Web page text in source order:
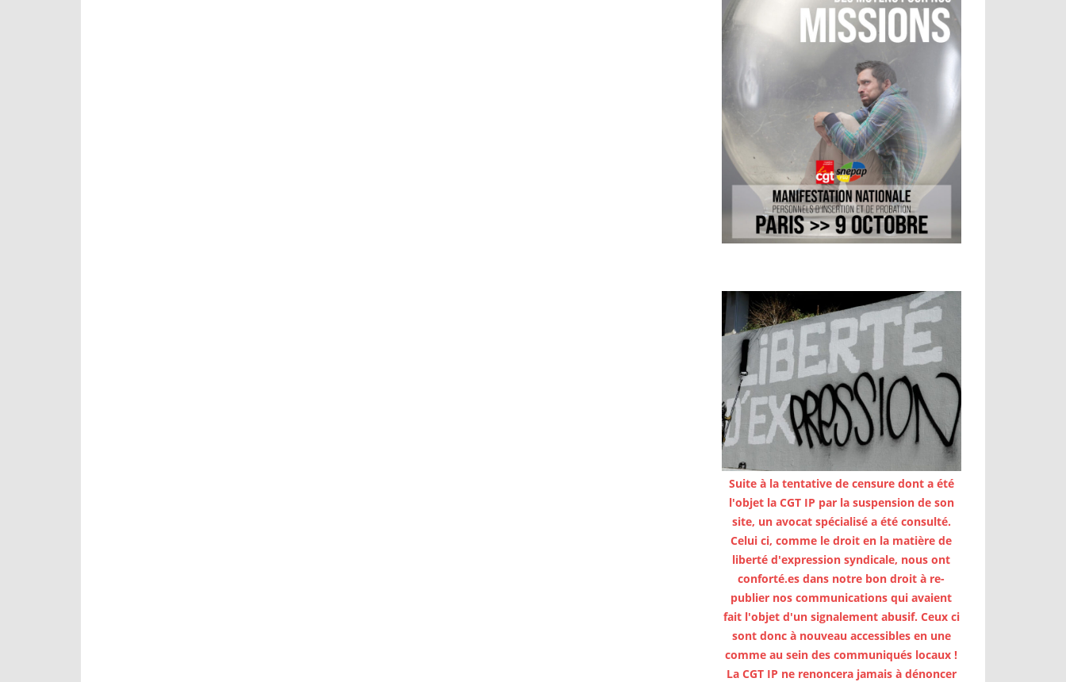
Suite à la tentative de censure dont a été
l'objet la CGT IP par la suspension de son
site, un avocat spécialisé a été consulté.
Celui ci, comme le droit en la matière de
liberté d'expression syndicale, nous ont
conforté.es dans notre bon droit à re-
publier nos communications qui avaient
fait l'objet d'un signalement abusif. Ceux ci
sont donc à nouveau accessibles en une
comme au sein des communiqués locaux !
La CGT IP ne renoncera jamais à dénoncer